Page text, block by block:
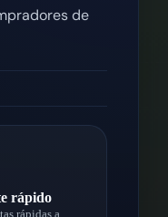
de
rápido
rápidas a